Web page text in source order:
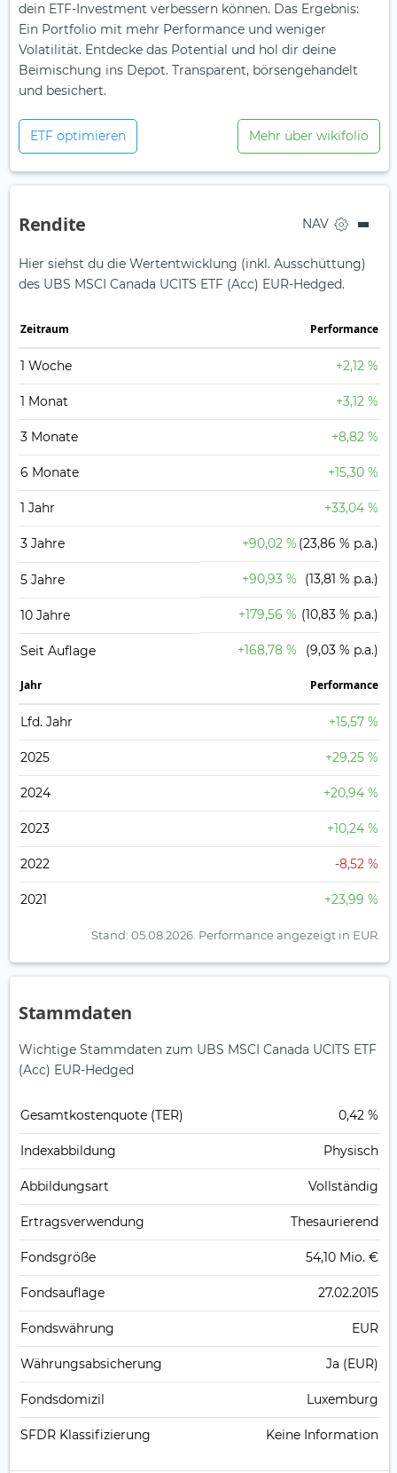
dein ETF-Investment verbessern können. Das Ergebnis:
Ein Portfolio mit mehr Performance und weniger
Volatilität. Entdecke das Potential und hol dir deine
Beimischung ins Depot. Transparent, börsengehandelt
und besichert.
ETF optimieren Mehr über wikifolio
Rendite NAV
Hier siehst du die Wertentwicklung (inkl. Ausschüttung)
des UBS MSCI Canada UCITS ETF (Acc) EUR-Hedged.
Zeit­raum Perfor­mance
1 Woche +2,12 %
1 Monat +3,12 %
3 Monate +8,82 %
6 Monate +15,30 %
1 Jahr +33,04 %
3 Jahre +90,02 % (23,86 % p.a.)
5 Jahre +90,93 % (13,81 % p.a.)
10 Jahre +179,56 % (10,83 % p.a.)
Seit Auflage +168,78 % (9,03 % p.a.)
Jahr Perfor­mance
Lfd. Jahr +15,57 %
2025 +29,25 %
2024 +20,94 %
2023 +10,24 %
2022 -8,52 %
2021 +23,99 %
Stand: 05.08.2026. Performance angezeigt in EUR.
Stammdaten
Wichtige Stammdaten zum UBS MSCI Canada UCITS ETF
(Acc) EUR-Hedged
Gesamt­kosten­quote (TER) 0,42 %
Index­abbildung Physisch
Abbildungs­art Vollständig
Ertrags­verwendung Thesaurierend
Fonds­größe 54,10 Mio. €
Fonds­auflage 27.02.2015
Fonds­währung EUR
Währungsabsicherung Ja (EUR)
Fondsdomizil Luxemburg
SFDR Klassifizierung Keine Information